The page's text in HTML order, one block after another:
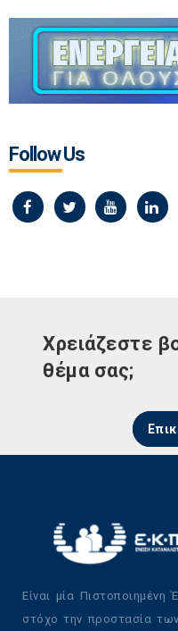
Follow Us
Χρειάζεστε
θέμα σας;
Είναι μία
στόχο την προστασία